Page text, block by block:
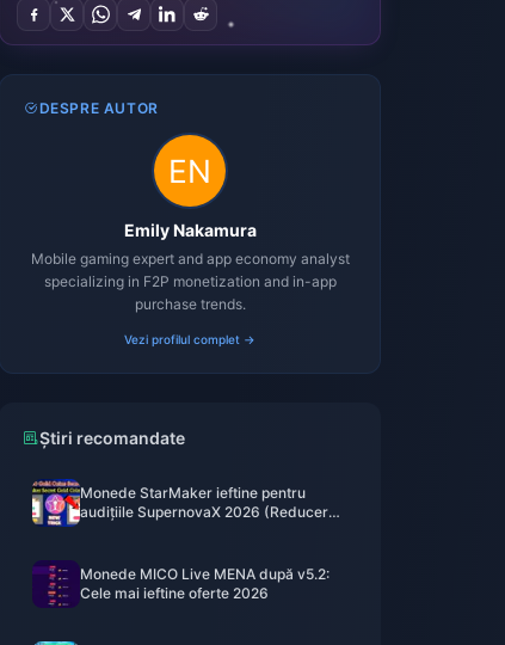
DESPRE AUTOR
Emily Nakamura
Mobile gaming expert and app economy analyst
specializing in F2P monetization and in-app
purchase trends.
Vezi profilul complet →
Știri recomandate
Monede StarMaker ieftine pentru
audițiile SupernovaX 2026 (Reducere
Monede MICO Live MENA după v5.2:
Cele mai ieftine oferte 2026